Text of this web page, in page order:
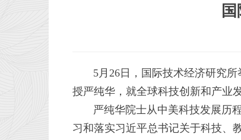
5月26日，国际技术经济研究所
授严纯华，就全球科技创新和产业
严纯华院士从中美科技发展历程
习和落实习近平总书记关于科技、